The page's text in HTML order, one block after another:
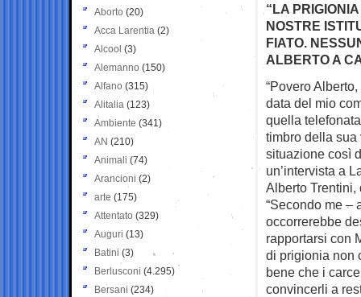
“LA
NOSTRE
FIATO.
ALBERTO A
“Povero
data del mio
quella
timbro della sua
situazione così
un’intervista a
Alberto Trentini,
“Secondo me –
occorrerebbe
rapportarsi con
di prigionia non
bene che i
convincerli a
Aborto (20)
Acca Larentia (2)
Alcool (3)
Alemanno (150)
Alfano (315)
Alitalia (123)
Ambiente (341)
AN (210)
Animali (74)
Arancioni (2)
arte (175)
Attentato (329)
Auguri (13)
Batini (3)
Berlusconi (4.295)
Bersani (234)